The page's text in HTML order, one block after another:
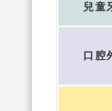
兒童
口腔